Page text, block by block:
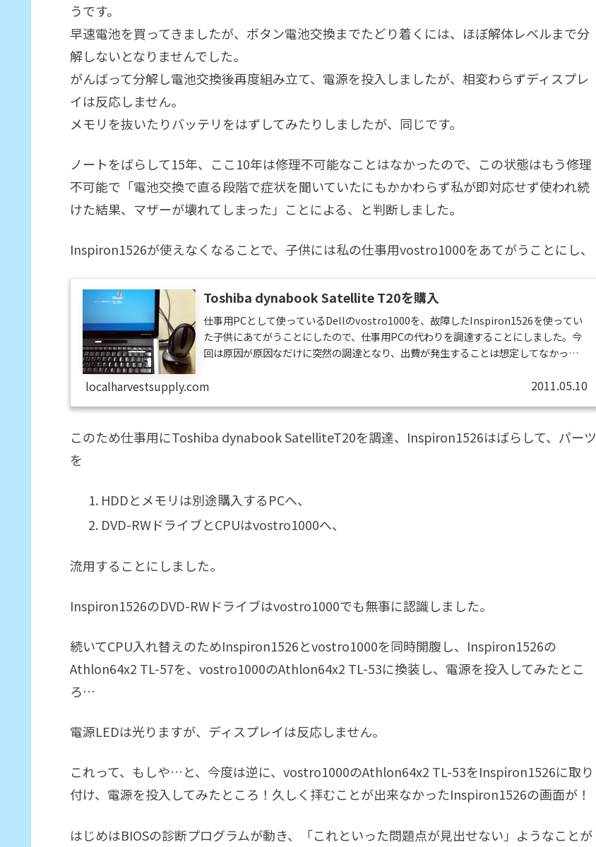
うです。
早速電池を買ってきましたが、ボタン電池交換までたどり着くには、ほぼ解体レベルまで分
解しないとなりませんでした。
がんばって分解し電池交換後再度組み立て、電源を投入しましたが、相変わらずディスプレ
イは反応しません。
メモリを抜いたりバッテリをはずしてみたりしましたが、同じです。
ノートをばらして15年、ここ10年は修理不可能なことはなかったので、この状態はもう修理
不可能で「電池交換で直る段階で症状を聞いていたにもかかわらず私が即対応せず使われ続
けた結果、マザーが壊れてしまった」ことによる、と判断しました。
Inspiron1526が使えなくなることで、子供には私の仕事用vostro1000をあてがうことにし、
Toshiba dynabook Satellite T20を購入
仕事用PCとして使っているDellのvostro1000を、故障したInspiron1526を使ってい
た子供にあてがうことにしたので、仕事用PCの代わりを調達することにしました。今
回は原因が原因なだけに突然の調達となり、出費が発生することは想定してなかった
る、現在手持ちのものは、 故障したInspiron1526のパーツ Librettoを持っていたと
localharvestsupply.com 2011.05.10
このため仕事用にToshiba dynabook SatelliteT20を調達、Inspiron1526はばらして、パーツ
を
HDDとメモリは別途購入するPCへ、
DVD-RWドライブとCPUはvostro1000へ、
流用することにしました。
Inspiron1526のDVD-RWドライブはvostro1000でも無事に認識しました。
続いてCPU入れ替えのためInspiron1526とvostro1000を同時開腹し、Inspiron1526の
Athlon64x2 TL-57を、vostro1000のAthlon64x2 TL-53に換装し、電源を投入してみたとこ
ろ…
電源LEDは光りますが、ディスプレイは反応しません。
これって、もしや…と、今度は逆に、vostro1000のAthlon64x2 TL-53をInspiron1526に取り
付け、電源を投入してみたところ！久しく拝むことが出来なかったInspiron1526の画面が！
はじめはBIOSの診断プログラムが動き、「これといった問題点が見出せない」ようなことが